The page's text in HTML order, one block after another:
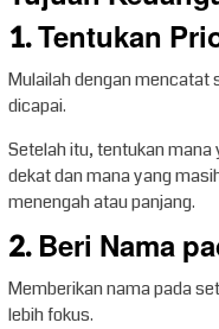
1. Tentukan
Mulailah dengan mencatat
dicapai.
Setelah itu, tentukan
dekat dan mana yang
menengah atau panjang.
2. Beri Nama
Memberikan nama pada
lebih fokus.